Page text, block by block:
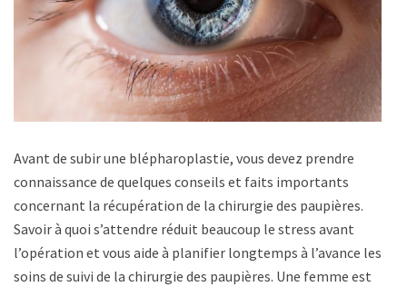
Avant de subir une blépharoplastie, vous devez prendre
connaissance de quelques conseils et faits importants
concernant la récupération de la chirurgie des paupières.
Savoir à quoi s’attendre réduit beaucoup le stress avant
l’opération et vous aide à planifier longtemps à l’avance les
soins de suivi de la chirurgie des paupières. Une femme est